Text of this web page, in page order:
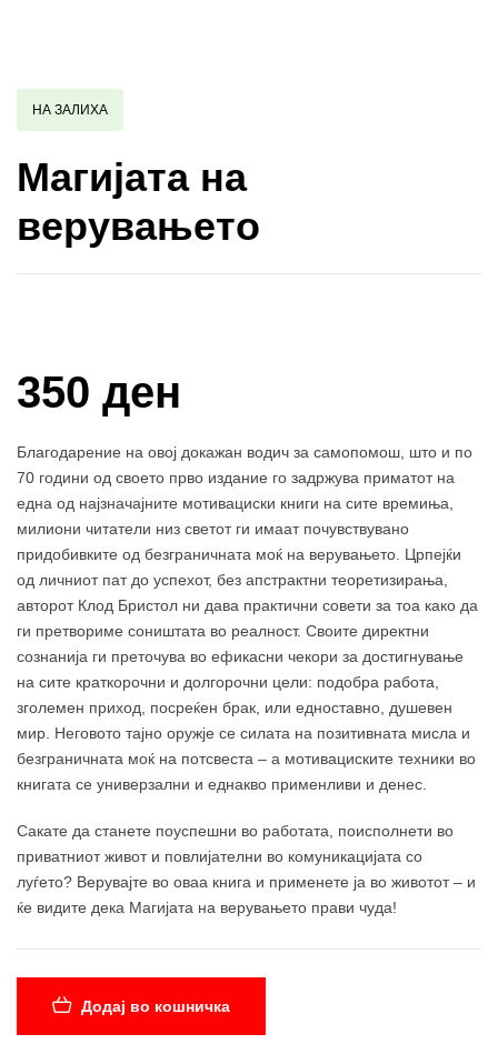
НА ЗАЛИХА
Магијата на
верувањето
350 ден
Благодарение на овој докажан водич за самопомош, што и по
70 години од своето прво издание го задржува приматот на
една од најзначајните мотивациски книги на сите времиња,
милиони читатели низ светот ги имаат почувствувано
придобивките од безграничната моќ на верувањето. Црпејќи
од личниот пат до успехот, без апстрактни теоретизирања,
авторот Клод Бристол ни дава практични совети за тоа како да
ги претвориме соништата во реалност. Своите директни
сознанија ги преточува во ефикасни чекори за достигнување
на сите краткорочни и долгорочни цели: подобра работа,
зголемен приход, посреќен брак, или едноставно, душевен
мир. Неговото тајно оружје се силата на позитивната мисла и
безграничната моќ на потсвеста ‒ а мотивациските техники во
книгата се универзални и еднакво применливи и денес.
Сакате да станете поуспешни во работата, поисполнети во
приватниот живот и повлијателни во комуникацијата со
луѓето? Верувајте во оваа книга и применете ја во животот ‒ и
ќе видите дека Магијата на верувањето прави чуда!
Додај во кошничка